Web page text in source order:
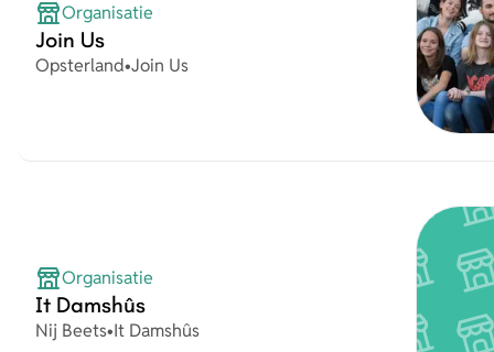
Organisatie
Join Us
Plaats
Opsterland•Organisatie
Join Us
Organisatie
It Damshûs
Plaats
Nij Beets•Organisatie
It Damshûs